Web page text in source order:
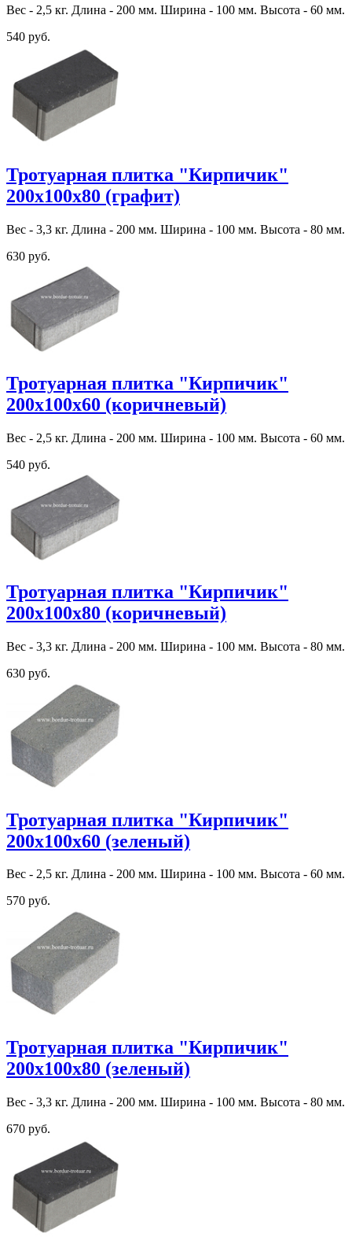
Вес - 2,5 кг. Длина - 200 мм. Ширина - 100 мм. Высота - 60 мм.
540 руб.
Тротуарная плитка "Кирпичик"
200х100х80 (графит)
Вес - 3,3 кг. Длина - 200 мм. Ширина - 100 мм. Высота - 80 мм.
630 руб.
Тротуарная плитка "Кирпичик"
200х100х60 (коричневый)
Вес - 2,5 кг. Длина - 200 мм. Ширина - 100 мм. Высота - 60 мм.
540 руб.
Тротуарная плитка "Кирпичик"
200х100х80 (коричневый)
Вес - 3,3 кг. Длина - 200 мм. Ширина - 100 мм. Высота - 80 мм.
630 руб.
Тротуарная плитка "Кирпичик"
200х100х60 (зеленый)
Вес - 2,5 кг. Длина - 200 мм. Ширина - 100 мм. Высота - 60 мм.
570 руб.
Тротуарная плитка "Кирпичик"
200х100х80 (зеленый)
Вес - 3,3 кг. Длина - 200 мм. Ширина - 100 мм. Высота - 80 мм.
670 руб.